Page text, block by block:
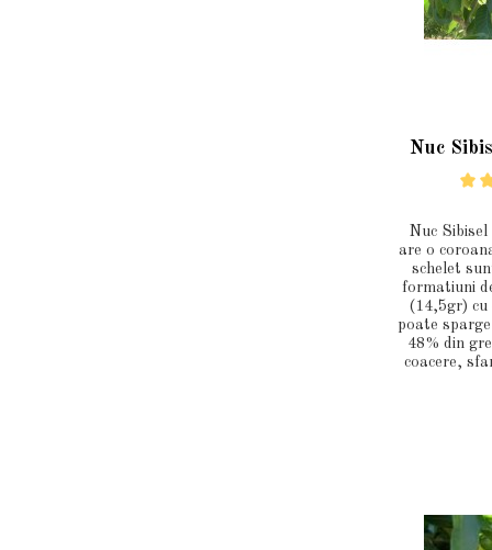
Nuc
Nuc Sibisel
are o
schelet
formatiuni
(14,5gr) cu
poate
48% din
coacere,